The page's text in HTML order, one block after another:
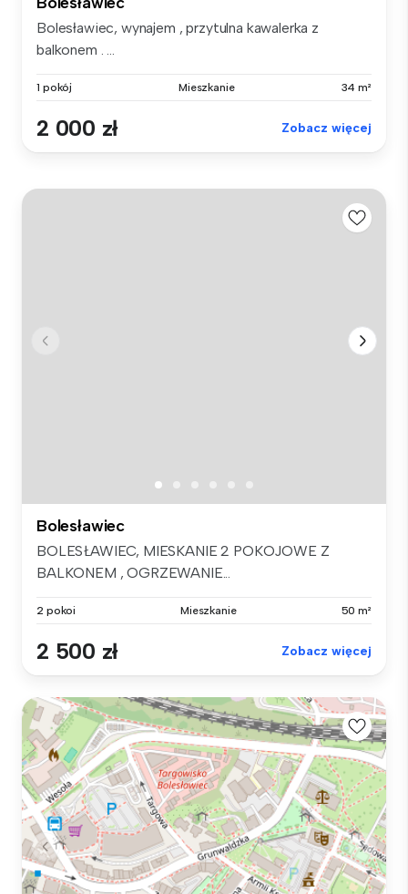
Bolesławiec, wynajem , przytulna kawalerka z
balkonem . ...
1 pokój Mieszkanie 34 m²
2 000 zł Zobacz więcej
Bolesławiec
BOLESŁAWIEC, MIESKANIE 2 POKOJOWE Z
BALKONEM , OGRZEWANIE...
2 pokoi Mieszkanie 50 m²
2 500 zł Zobacz więcej